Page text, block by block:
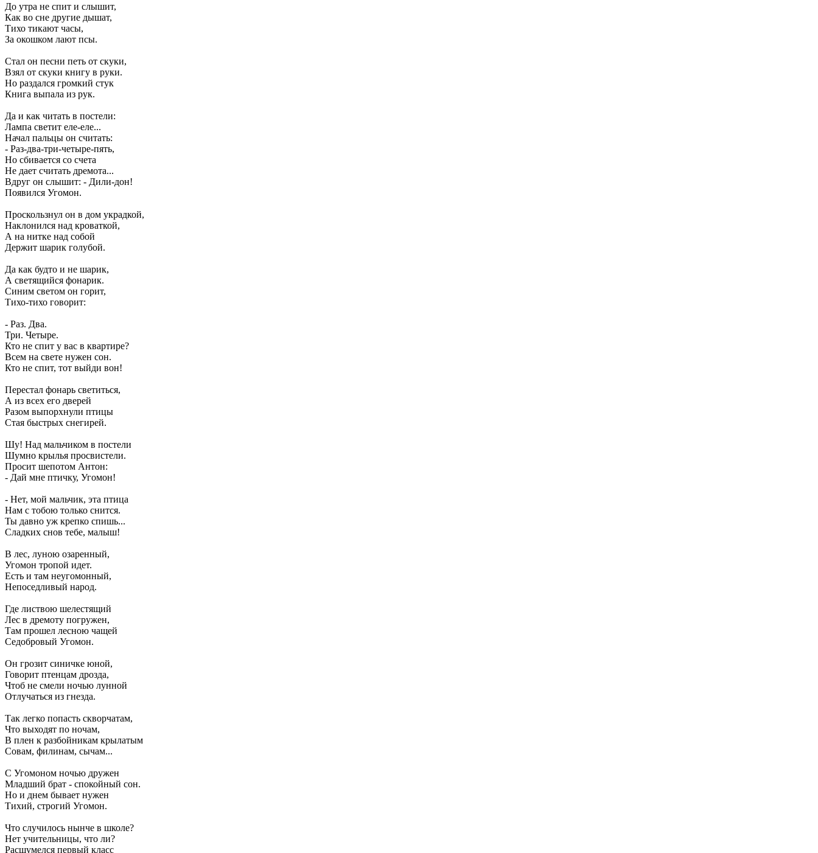
До утра не спит и слышит,
Как во сне другие дышат,
Тихо тикают часы,
За окошком лают псы.
Стал он песни петь от скуки,
Взял от скуки книгу в руки.
Но раздался громкий стук
Книга выпала из рук.
Да и как читать в постели:
Лампа светит еле-еле...
Начал пальцы он считать:
- Раз-два-три-четыре-пять,
Но сбивается со счета
Не дает считать дремота...
Вдруг он слышит: - Дили-дон!
Появился Угомон.
Проскользнул он в дом украдкой,
Наклонился над кроваткой,
А на нитке над собой
Держит шарик голубой.
Да как будто и не шарик,
А светящийся фонарик.
Синим светом он горит,
Тихо-тихо говорит:
- Раз. Два.
Три. Четыре.
Кто не спит у вас в квартире?
Всем на свете нужен сон.
Кто не спит, тот выйди вон!
Перестал фонарь светиться,
А из всех его дверей
Разом выпорхнули птицы
Стая быстрых снегирей.
Шу! Над мальчиком в постели
Шумно крылья просвистели.
Просит шепотом Антон:
- Дай мне птичку, Угомон!
- Нет, мой мальчик, эта птица
Нам с тобою только снится.
Ты давно уж крепко спишь...
Сладких снов тебе, малыш!
В лес, луною озаренный,
Угомон тропой идет.
Есть и там неугомонный,
Непоседливый народ.
Где листвою шелестящий
Лес в дремоту погружен,
Там прошел лесною чащей
Седобровый Угомон.
Он грозит синичке юной,
Говорит птенцам дрозда,
Чтоб не смели ночью лунной
Отлучаться из гнезда.
Так легко попасть скворчатам,
Что выходят по ночам,
В плен к разбойникам крылатым
Совам, филинам, сычам...
С Угомоном ночью дружен
Младший брат - спокойный сон.
Но и днем бывает нужен
Тихий, строгий Угомон.
Что случилось нынче в школе?
Нет учительницы, что ли?
Расшумелся первый класс